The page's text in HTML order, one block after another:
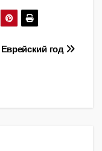
Еврейский год